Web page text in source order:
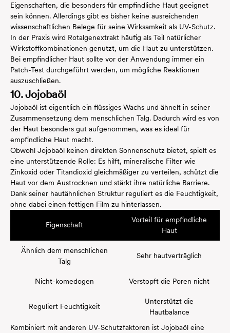
Eigenschaften, die besonders für empfindliche Haut geeignet
sein können. Allerdings gibt es bisher keine ausreichenden
wissenschaftlichen Belege für seine Wirksamkeit als UV-Schutz.
In der Praxis wird Rotalgenextrakt häufig als Teil natürlicher
Wirkstoffkombinationen genutzt, um die Haut zu unterstützen.
Bei empfindlicher Haut sollte vor der Anwendung immer ein
Patch-Test durchgeführt werden, um mögliche Reaktionen
auszuschließen.
10. Jojobaöl
Jojobaöl ist eigentlich ein flüssiges Wachs und ähnelt in seiner
Zusammensetzung dem menschlichen Talg. Dadurch wird es von
der Haut besonders gut aufgenommen, was es ideal für
empfindliche Haut macht.
Obwohl Jojobaöl keinen direkten Sonnenschutz bietet, spielt es
eine unterstützende Rolle: Es hilft, mineralische Filter wie
Zinkoxid oder Titandioxid gleichmäßiger zu verteilen, schützt die
Haut vor dem Austrocknen und stärkt ihre natürliche Barriere.
Dank seiner hautähnlichen Struktur reguliert es die Feuchtigkeit,
ohne dabei einen fettigen Film zu hinterlassen.
Eigenschaft
Vorteil für empfindliche
Haut
Ähnlich dem menschlichen
Talg
Sehr hautverträglich
Nicht-komedogen Verstopft die Poren nicht
Reguliert Feuchtigkeit
Unterstützt die
Hautbalance
Kombiniert mit anderen UV-Schutzfaktoren ist Jojobaöl eine